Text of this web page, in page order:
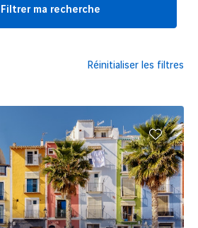
(LYS)età destination de
séjour inoubliable.
Filtrer ma recherche
Réinitialiser les filtres